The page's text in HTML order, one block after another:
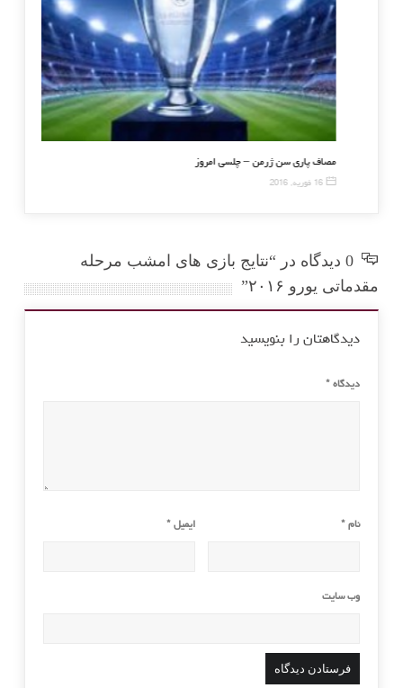
مویس کین جوانترین بازیکن سری آ
0 دیدگاه در “نتایج بازی های امشب مرحله
مقدماتی یورو ۲۰۱۶”
دیدگاهتان را بنویسید
دیدگاه *
نام * ایمیل*
وب‌ سایت